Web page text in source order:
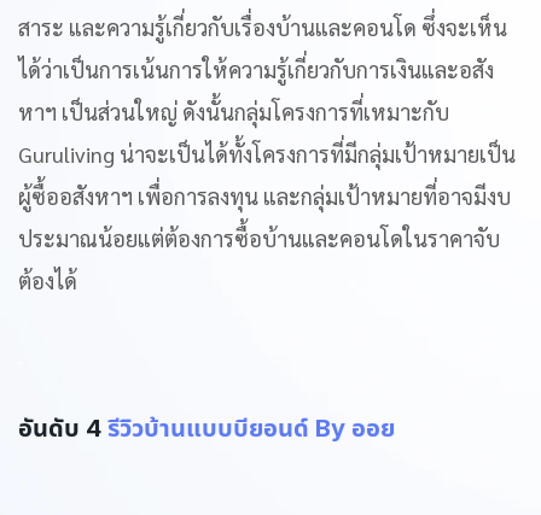
สาระ และความรู้เกี่ยวกับเรื่องบ้านและคอนโด ซึ่งจะเห็น
ได้ว่าเป็นการเน้นการให้ความรู้เกี่ยวกับการเงินและอสัง
หาฯ เป็นส่วนใหญ่ ดังนั้นกลุ่มโครงการที่เหมาะกับ
Guruliving น่าจะเป็นได้ทั้งโครงการที่มีกลุ่มเป้าหมายเป็น
ผู้ซื้ออสังหาฯ เพื่อการลงทุน และกลุ่มเป้าหมายที่อาจมีงบ
ประมาณน้อยแต่ต้องการซื้อบ้านและคอนโดในราคาจับ
ต้องได้
อันดับ 4 รีวิวบ้านแบบบียอนด์ By ออย